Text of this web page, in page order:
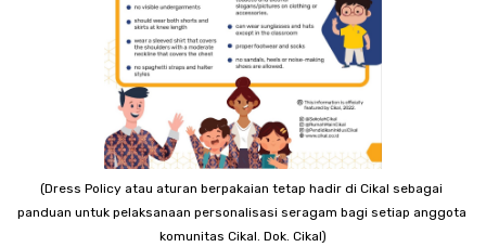
(Dress Policy atau aturan berpakaian tetap hadir di Cikal sebagai
panduan untuk pelaksanaan personalisasi seragam bagi setiap anggota
komunitas Cikal. Dok. Cikal)